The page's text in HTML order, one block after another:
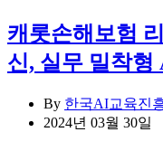
캐롯손해보험
신, 실무 밀착
By 한국AI교육진
2024년 03월 30일